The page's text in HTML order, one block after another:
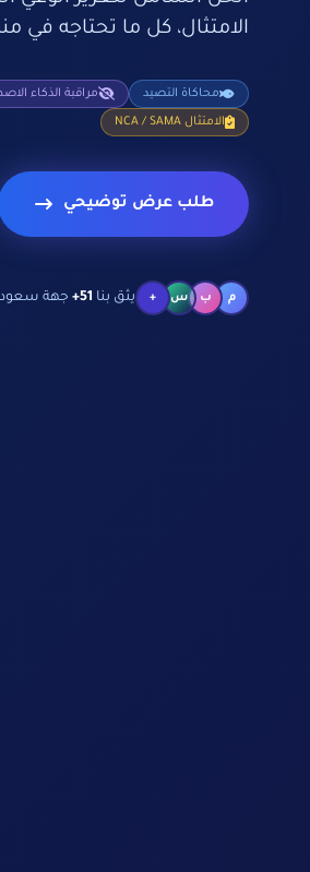
الامتثال، كل ما تحتاجه في
محاكاة التصيد مراقبة الذكاء
الامتثال NCA / SAMA
طلب عرض توضيحي
م ب س + يثق بنا 51+ جهة